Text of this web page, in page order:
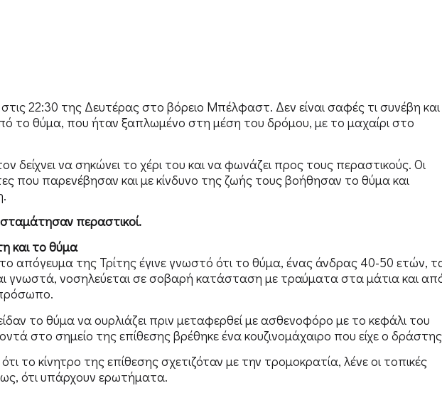
22:30 της Δευτέρας στο βόρειο Μπέλφαστ. Δεν είναι σαφές τι συνέβη και
το θύμα, που ήταν ξαπλωμένο στη μέση του δρόμου, με το μαχαίρι στο
δείχνει να σηκώνει το χέρι του και να φωνάζει προς τους περαστικούς. Οι
που παρενέβησαν και με κίνδυνο της ζωής τους βοήθησαν το θύμα και
περαστικοί.
και το θύμα
απόγευμα της Τρίτης έγινε γνωστό ότι το θύμα, ένας άνδρας 40-50 ετών,
γνωστά, νοσηλεύεται σε σοβαρή κατάσταση με τραύματα στα μάτια και
το θύμα να ουρλιάζει πριν μεταφερθεί με ασθενοφόρο με το κεφάλι του
στο σημείο της επίθεσης βρέθηκε ένα κουζινομάχαιρο που είχε ο
το κίνητρο της επίθεσης σχετιζόταν με την τρομοκρατία, λένε οι τοπικές
ότι υπάρχουν ερωτήματα.